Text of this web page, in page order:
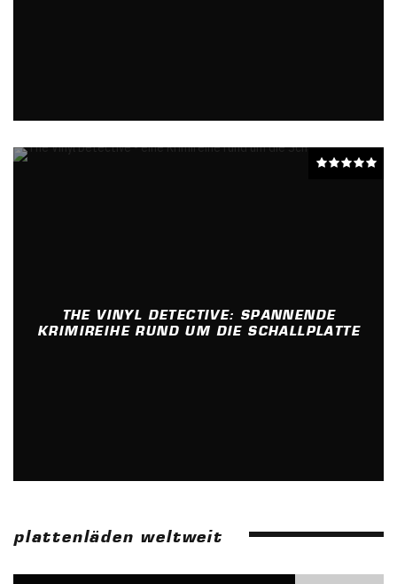
THE VINYL DETECTIVE: SPANNENDE
KRIMIREIHE RUND UM DIE SCHALLPLATTE
plattenläden weltweit